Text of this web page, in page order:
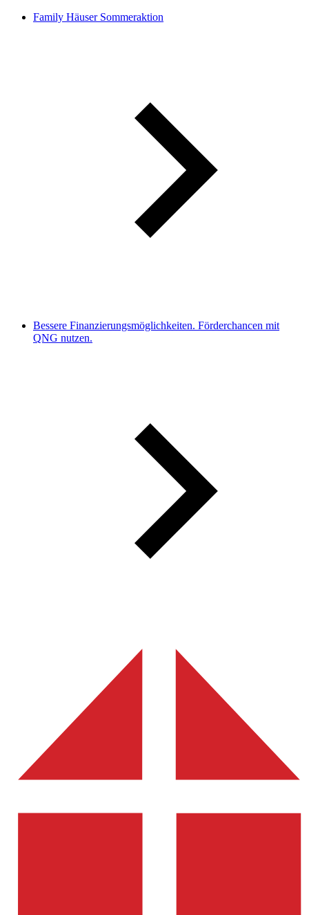
Family Häuser Sommeraktion
Bessere Finanzierungsmöglichkeiten. Förderchancen mit
QNG nutzen.